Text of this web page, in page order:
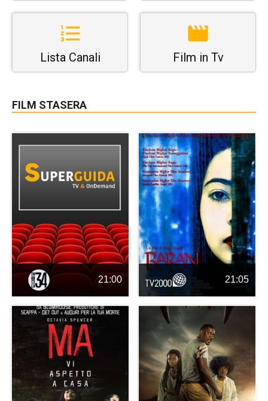
Lista Canali Film in Tv
FILM STASERA
21:00 21:05